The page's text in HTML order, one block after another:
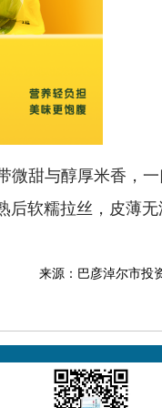
微甜与醇厚米香，一
后软糯拉丝，皮薄无
来源：巴彦淖尔市投